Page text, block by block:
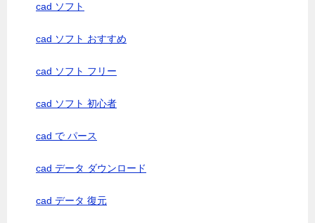
cad ソフト
cad ソフト おすすめ
cad ソフト フリー
cad ソフト 初心者
cad で パース
cad データ ダウンロード
cad データ 復元